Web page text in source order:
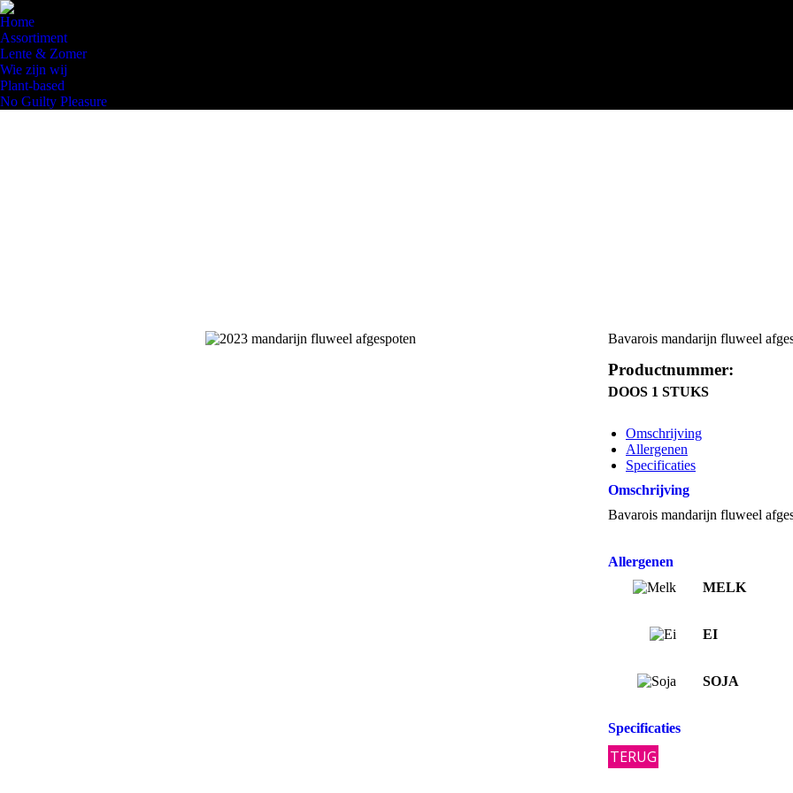
Home
Assortiment
Lente & Zomer
Wie zijn wij
Plant-based
No Guilty Pleasure
Bavarois mandarijn fluweel
Productnummer:
DOOS 1 STUKS
Omschrijving
Allergenen
Specificaties
Omschrijving
Bavarois mandarijn fluweel
Allergenen
MELK
EI
SOJA
Specificaties
TERUG